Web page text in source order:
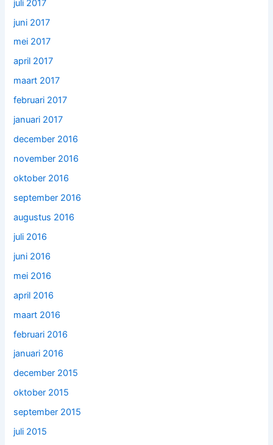
juli 2017
juni 2017
mei 2017
april 2017
maart 2017
februari 2017
januari 2017
december 2016
november 2016
oktober 2016
september 2016
augustus 2016
juli 2016
juni 2016
mei 2016
april 2016
maart 2016
februari 2016
januari 2016
december 2015
oktober 2015
september 2015
juli 2015